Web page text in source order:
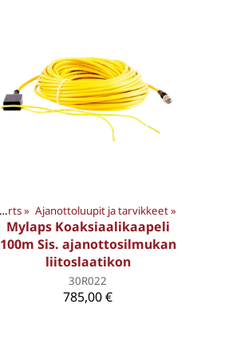
Motorsports‪» Ajanottoluupit ja tarvikkeet‪»
Mylaps Koaksiaalikaapeli
100m Sis. ajanottosilmukan
liitoslaatikon
30R022
785,00 €